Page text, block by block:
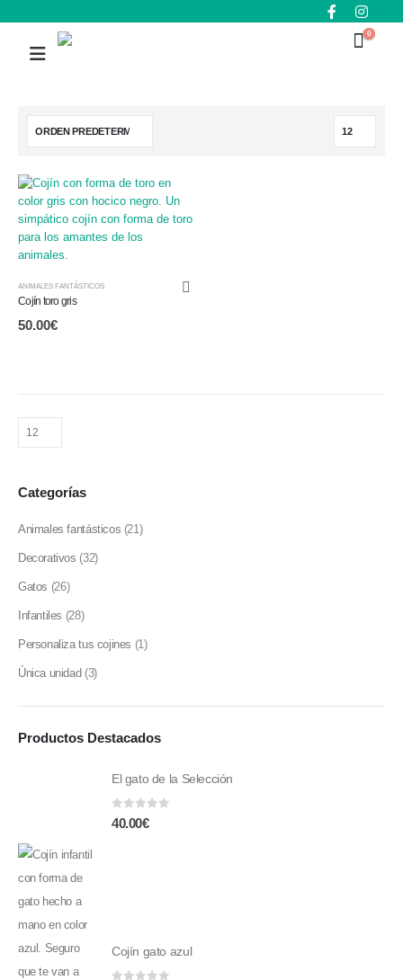
0
ANIMALES FANTÁSTICOS
Cojín toro gris
50.00€
Categorías
Animales fantásticos (21)
Decorativos (32)
Gatos (26)
Infantiles (28)
Personaliza tus cojines (1)
Única unidad (3)
Productos Destacados
El gato de la Selección
0fuera de 5
40.00€
Cojín gato azul